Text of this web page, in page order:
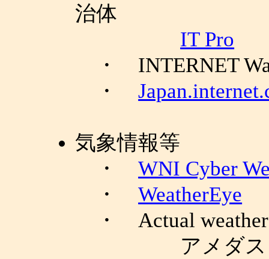
治体
IT Pro
・ INTERNET
・
気象情報等
・WNI Cyber
・WeatherEye
・ Actual weather
アメダス（